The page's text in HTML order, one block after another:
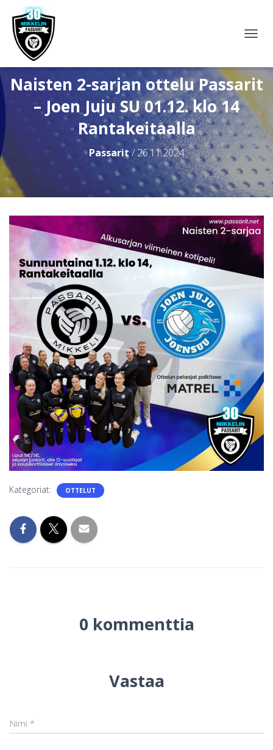
V
G
I
T
P
Ä
L
E
/
P
O
S
Naisten 2-sarjan ottelu Passarit
– Joen Juju SU 01.12. klo 14
Rantakeitaalla
Passarit/26.11.2024
Kategoriat: OTTELUT
0 kommenttia
Vastaa
Nimi *